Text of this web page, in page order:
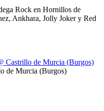
Rock en Hornillos de
Ankhara, Jolly Joker y Red
Castrillo de Murcia (Burgos)
de Murcia (Burgos)